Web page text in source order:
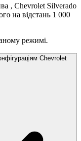
, Chevrolet Silverado
на відстань 1 000
режимі.
Chevrolet